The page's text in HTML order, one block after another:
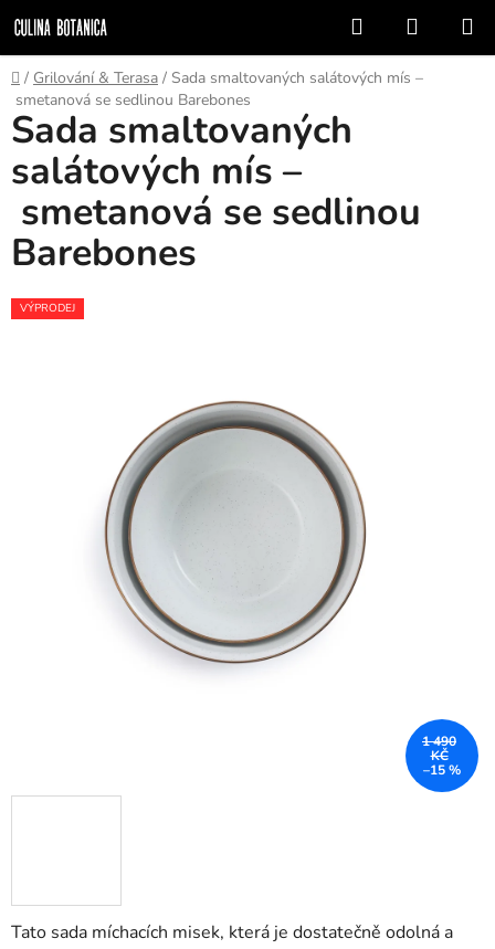
na
obsah
Hledat
KOŠÍK
Domů
/ Grilování & Terasa / Sada smaltovaných salátových mís –
smetanová se sedlinou Barebones
Tato sada míchacích misek, která je dostatečně odolná a
Sada smaltovaných
salátových mís –
smetanová se sedlinou
Barebones
VÝPRODEJ
1 490
KČ
–15 %